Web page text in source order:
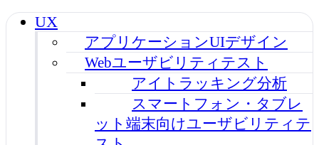
UX
アプリケーションUIデザイン
Webユーザビリティテスト
アイトラッキング分析
スマートフォン・タブレ
ット端末向けユーザビリティテ